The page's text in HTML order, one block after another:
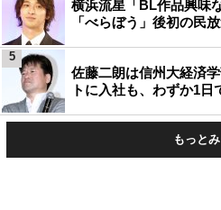
横浜流星「BL作品興味
「べらぼう」後初の民
佐藤二朗は信州大経済
トに入社も、わずか1
5
もっと